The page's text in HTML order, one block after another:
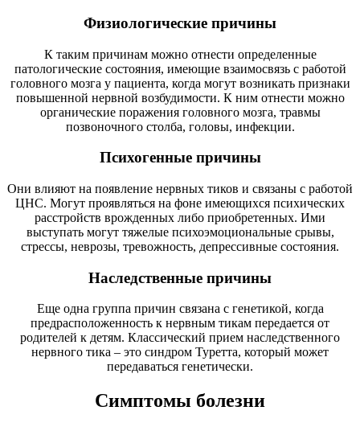
Физиологические причины
К таким причинам можно отнести определенные
патологические состояния, имеющие взаимосвязь с работой
головного мозга у пациента, когда могут возникать признаки
повышенной нервной возбудимости. К ним отнести можно
органические поражения головного мозга, травмы
позвоночного столба, головы, инфекции.
Психогенные причины
Они влияют на появление нервных тиков и связаны с работой
ЦНС. Могут проявляться на фоне имеющихся психических
расстройств врожденных либо приобретенных. Ими
выступать могут тяжелые психоэмоциональные срывы,
стрессы, неврозы, тревожность, депрессивные состояния.
Наследственные причины
Еще одна группа причин связана с генетикой, когда
предрасположенность к нервным тикам передается от
родителей к детям. Классический прием наследственного
нервного тика – это синдром Туретта, который может
передаваться генетически.
Симптомы болезни